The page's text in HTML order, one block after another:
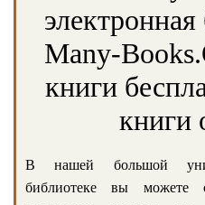
Many-
книги
книги
В нашей большой
библиотеке вы можете